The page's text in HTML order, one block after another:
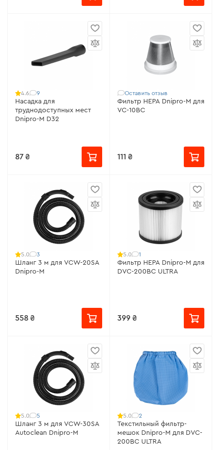
4.6 9
Насадка для
труднодоступных мест
Dnipro-M D32
87 ₴
Оставить отзыв
Фильтр HEPA Dnipro-M для
VC-10BC
111 ₴
5.0 3
Шланг 3 м для VCW-20SA
Dnipro-M
558 ₴
5.0 1
Фильтр HEPA Dnipro-M для
DVC-200BC ULTRA
399 ₴
5.0 5
Шланг 3 м для VCW-30SA
Autoclean Dnipro-M
5.0 2
Текстильный фильтр-
мешок Dnipro-M для DVC-
200BC ULTRA